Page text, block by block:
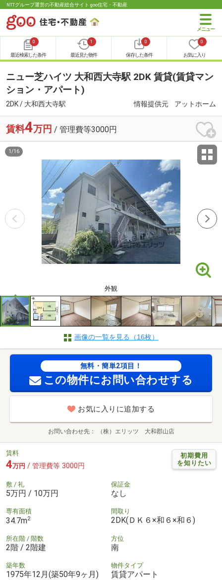
NTTグループ運営の不動産総合サイト goo住宅・不動産
0
最近検索した条件
1
最近見た物件
0
保存した条件
0
お気に入り
ニュー芝ハイツ 大和西大寺駅 2DK 賃貸(賃貸マン
ション・アパート)
2DK / 大和西大寺駅 情報提供元 アットホーム
賃料4万円 / 管理費等3000円
外観
1 /16
画像の一覧を見る（16枚）
無料・簡単2項目！
この物件にお問い合わせする
お気に入りに追加する
お問い合わせ先 （株）エリッツ 大和郡山店
初期費用
を知りたい
賃料
4万円 / 管理費等 3000円
敷 / 礼
5万円 / 10万円
保証金
なし
専有面積
34.7m2
間取り
2DK(ＤＫ６×和６×和６)
所在階 / 階数
2階 / 2階建
方位
南
築年数
1975年12月(築50年9ヶ月)
物件タイプ
賃貸アパート